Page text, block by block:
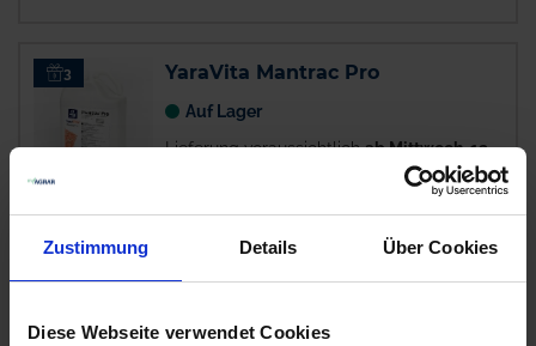
Zustimmung Details Über Cookies
Diese Webseite verwendet Cookies
3 YaraVita Mantrac Pro
Auf Lager
Lieferung voraussichtlichab Mittwoch, 12.
7,23 € / l
pro 5 l Kanister
zzgl. 19% MwSt.